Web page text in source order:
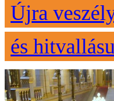
Újra
és